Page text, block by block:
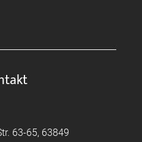
63-65, 63849